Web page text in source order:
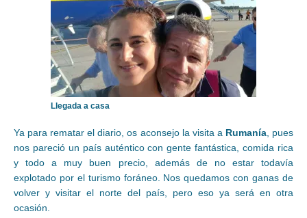
Llegada a casa
Ya para rematar el diario, os aconsejo la visita a Rumanía, pues
nos pareció un país auténtico con gente fantástica, comida rica
y todo a muy buen precio, además de no estar todavía
explotado por el turismo foráneo. Nos quedamos con ganas de
volver y visitar el norte del país, pero eso ya será en otra
ocasión.